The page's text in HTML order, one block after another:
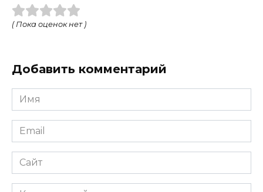
( Пока оценок нет )
Добавить комментарий
Имя
Email
Сайт
Комментарий